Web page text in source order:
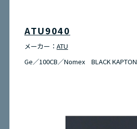
ATU9040
メーカー：ATU
Ge／100CB／Nomex BLACK KAPTON